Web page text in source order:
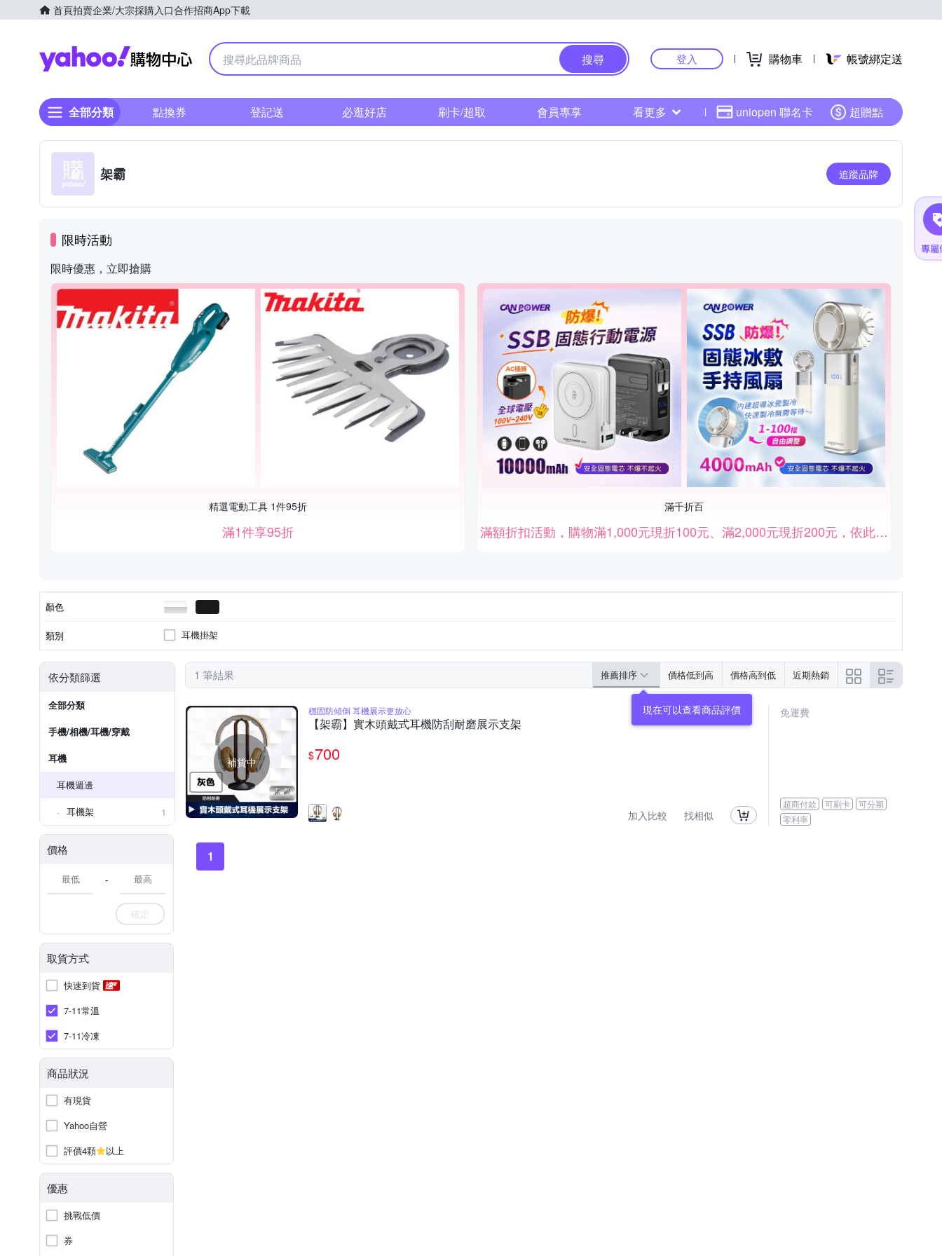
首頁拍賣企業/大宗採購入口合作招商App下載
Yahoo購物中心
搜尋 登入 購物車 帳號綁定送
全部分類 點換券 登記送 必逛好店 刷卡/超取 會員專享 看更多 uniopen 聯名卡 超贈點
架霸 追蹤品牌
限時活動
限時優惠，立即搶購
精選電動工具 1件95折
滿1件享95折
滿千折百
滿額折扣活動，購物滿1,000元現折100元、滿2,000元現折200元，依此類推。（部份商品除外）
顏色
類別 耳機掛架
依分類篩選
全部分類
手機/相機/耳機/穿戴
耳機
耳機週邊
耳機架
1
價格
-
確定
取貨方式
快速到貨
7-11常溫
7-11冷凍
商品狀況
有現貨
Yahoo自營
評價4顆
以上
優惠
挑戰低價
券
1 筆結果 推薦排序 價格低到高 價格高到低 近期熱銷
現在可以查看商品評價
補貨中
穩固防傾倒 耳機展示更放心
【架霸】實木頭戴式耳機防刮耐磨展示支架
$700
加入比較 找相似
免運費
超商付款 可刷卡
可分期
零利率
1